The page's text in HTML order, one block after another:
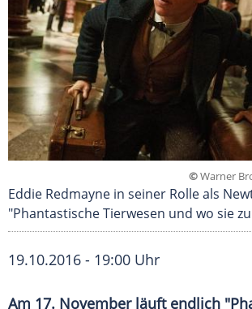
©Warner
Eddie Redmayne in seiner Rolle als
"Phantastische Tierwesen und wo sie
19.10.2016 - 19:00 Uhr
Am 17. November läuft endlich